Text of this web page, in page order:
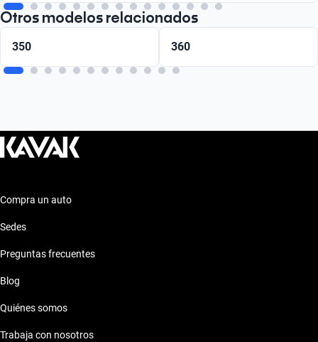
Otros modelos relacionados
350 360
Compra un auto
Sedes
Preguntas frecuentes
Blog
Quiénes somos
Trabaja con nosotros